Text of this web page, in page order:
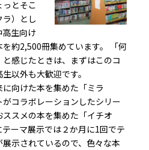
とそこ
）とし
高生向け
約2,500冊集めています。
「何
感じたときは、まずはこのコ
以外も大歓迎です。
向けた本を集めた「ミラ
コラボレーションしたシリー
スメの本を集めた「イチオ
ーマ展示では２か月に1回でテ
示されているので、色々な本